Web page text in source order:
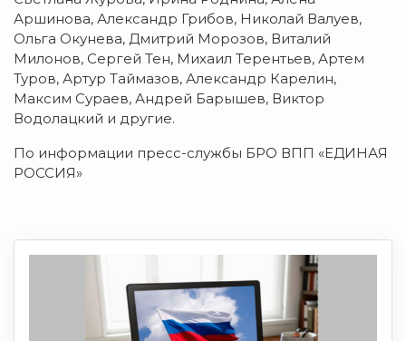
Аршинова, Александр Грибов, Николай Валуев,
Ольга Окунева, Дмитрий Морозов, Виталий
Милонов, Сергей Тен, Михаил Терентьев, Артем
Туров, Артур Таймазов, Александр Карелин,
Максим Сураев, Андрей Барышев, Виктор
Водолацкий и другие.
По информации пресс-службы БРО ВПП «ЕДИНАЯ
РОССИЯ»